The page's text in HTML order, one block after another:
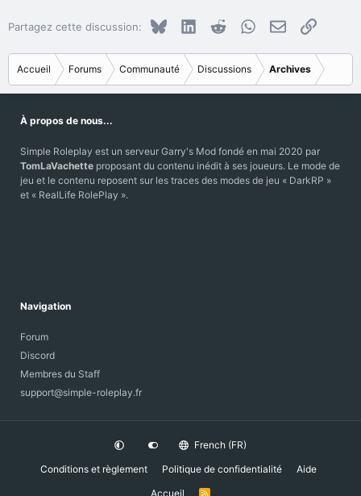
Partagez cette discussion: Bluesky LinkedInRedditWhatsApp
E-mailCopier
Accueil Forums Communauté Discussions Archives
À propos de nous...
Simple Roleplay est un serveur Garry's Mod fondé en mai 2020 par
TomLaVachette proposant du contenu inédit à ses joueurs. Le mode de
jeu et le contenu reposent sur les traces des modes de jeu « DarkRP »
et « RealLife RolePlay ».
Navigation
Forum
Discord
Membres du Staff
support@simple-roleplay.fr
French (FR)
Conditions et règlement
Politique de confidentialité
Aide
Accueil
R